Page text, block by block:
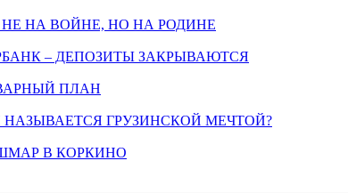
НЕ НА ВОЙНЕ, НО НА РОДИНЕ
– ДЕПОЗИТЫ ЗАКРЫВАЮТСЯ
ПЛАН
НАЗЫВАЕТСЯ ГРУЗИНСКОЙ МЕЧТОЙ?
В КОРКИНО